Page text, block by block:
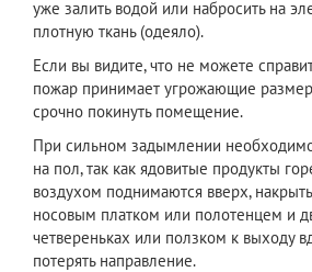
уже залить водой или набросить на
плотную ткань (одеяло).
Если вы видите, что не можете
пожар принимает угрожающие
срочно покинуть помещение.
При сильном задымлении необходимо
на пол, так как ядовитые продукты
воздухом поднимаются вверх,
носовым платком или полотенцем и
четвереньках или ползком к выходу
потерять направление.